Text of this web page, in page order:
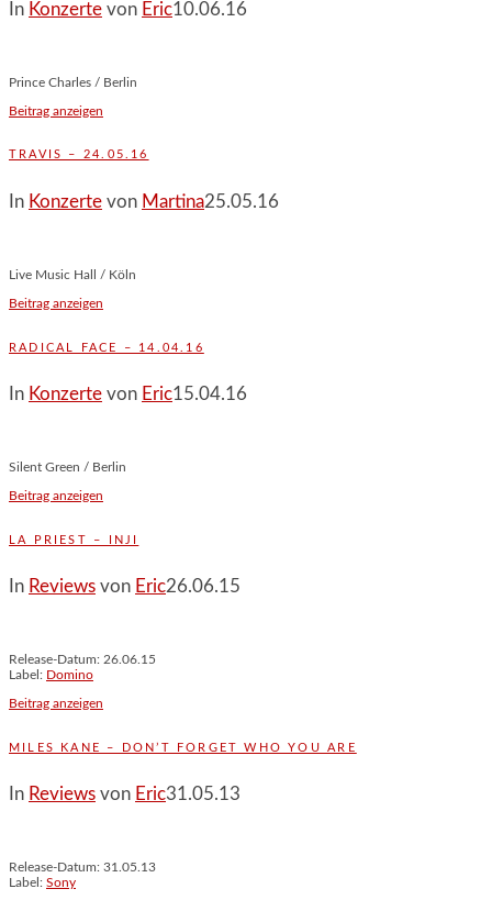
In Konzerte von Eric10.06.16
Prince Charles / Berlin
Beitrag anzeigen
TRAVIS – 24.05.16
In Konzerte von Martina25.05.16
Live Music Hall / Köln
Beitrag anzeigen
RADICAL FACE – 14.04.16
In Konzerte von Eric15.04.16
Silent Green / Berlin
Beitrag anzeigen
LA PRIEST – INJI
In Reviews von Eric26.06.15
Release-Datum: 26.06.15
Label: Domino
Beitrag anzeigen
MILES KANE – DON’T FORGET WHO YOU ARE
In Reviews von Eric31.05.13
Release-Datum: 31.05.13
Label: Sony